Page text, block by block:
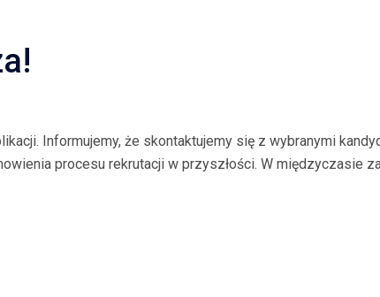
Informujemy, że skontaktujemy się z wybranymi
procesu rekrutacji w przyszłości. W międzyczasie